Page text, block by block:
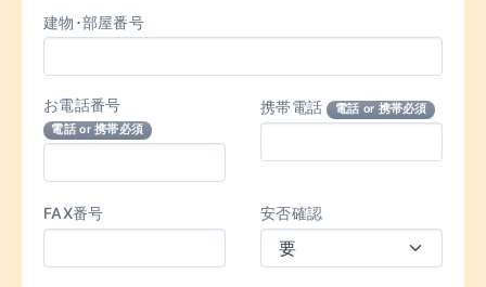
建物･部屋番号
お電話番号
電話 or 携帯必須
携帯電話 電話 or 携帯必須
FAX番号 安否確認